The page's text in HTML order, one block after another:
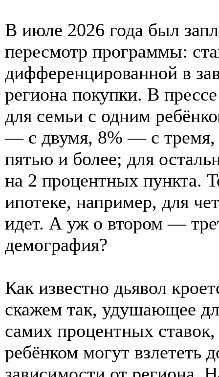
В июле 2026 года был
пересмотр программы:
дифференцированной в
региона покупки. В
для семьи с одним
— с двумя, 8% — с
пятью и более; для
на 2 процентных пункта.
ипотеке, например, для
идет. А уж о втором —
демография?
Как известно дьявол
скажем так, удушающее
самих процентных
ребёнком могут взлететь